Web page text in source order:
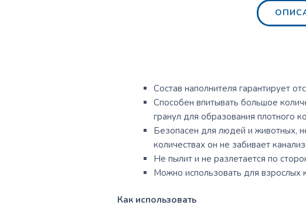
Состав наполнителя гарантирует
Способен впитывать большое
гранул для образования плотного
Безопасен для людей и животных,
количествах он не забивает
Не пылит и не разлетается по
Можно использовать для взрослых
Как использовать